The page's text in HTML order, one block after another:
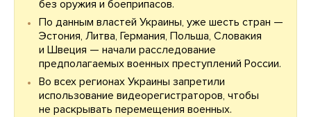
без оружия и боеприпасов.
По данным властей Украины, уже шесть стран —
Эстония, Литва, Германия, Польша, Словакия
и Швеция — начали расследование
предполагаемых военных преступлений России.
Во всех регионах Украины запретили
использование видеорегистраторов, чтобы
не раскрывать перемещения военных.